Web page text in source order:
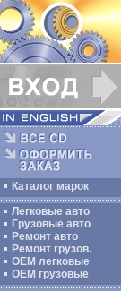
Каталог марок
Легковые авто
Грузовые авто
Ремонт авто
Ремонт грузов.
ОЕМ легковые
OEM грузовые